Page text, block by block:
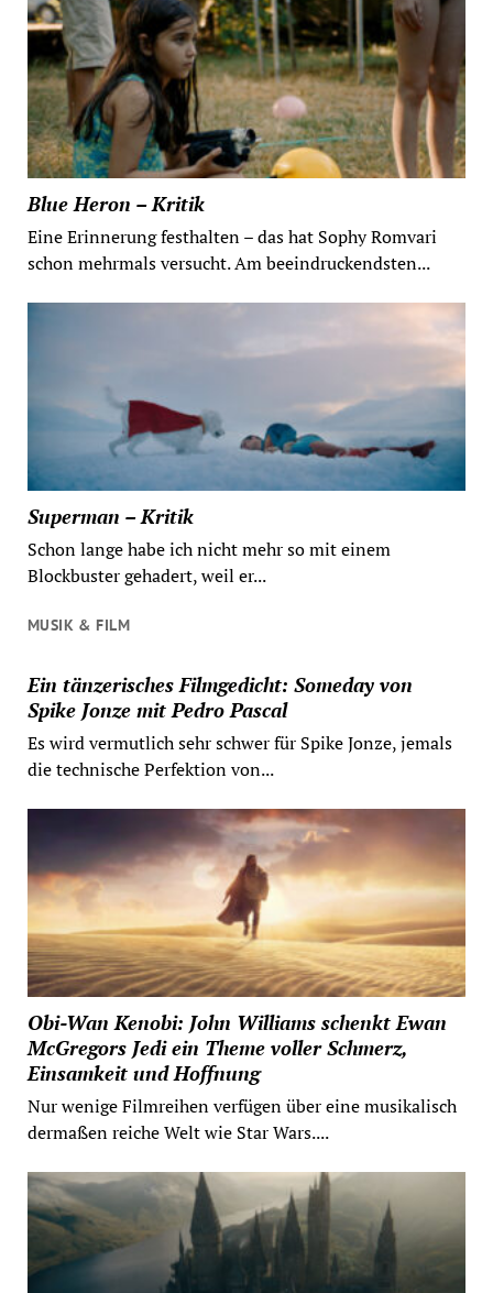
Blue Heron – Kritik
Eine Erinnerung festhalten – das hat Sophy Romvari
schon mehrmals versucht. Am beeindruckendsten...
Superman – Kritik
Schon lange habe ich nicht mehr so mit einem
Blockbuster gehadert, weil er...
MUSIK & FILM
Ein tänzerisches Filmgedicht: Someday von
Spike Jonze mit Pedro Pascal
Es wird vermutlich sehr schwer für Spike Jonze, jemals
die technische Perfektion von...
Obi-Wan Kenobi: John Williams schenkt Ewan
McGregors Jedi ein Theme voller Schmerz,
Einsamkeit und Hoffnung
Nur wenige Filmreihen verfügen über eine musikalisch
dermaßen reiche Welt wie Star Wars....